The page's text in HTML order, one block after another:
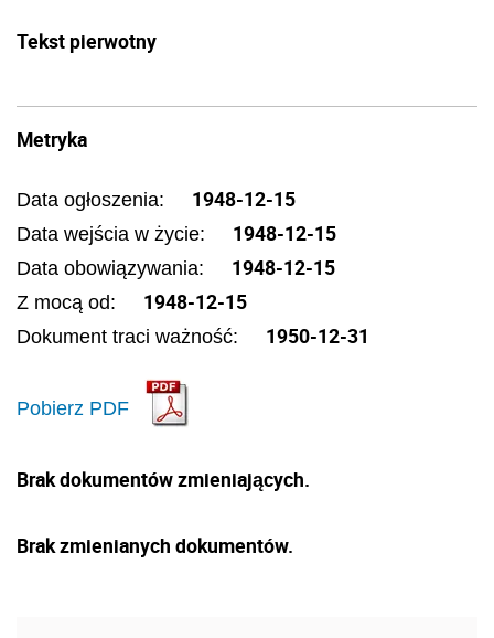
Tekst pierwotny
Metryka
Data ogłoszenia: 1948-12-15
Data wejścia w życie: 1948-12-15
Data obowiązywania: 1948-12-15
Z mocą od: 1948-12-15
Dokument traci ważność: 1950-12-31
Pobierz PDF
Brak dokumentów zmieniających.
Brak zmienianych dokumentów.